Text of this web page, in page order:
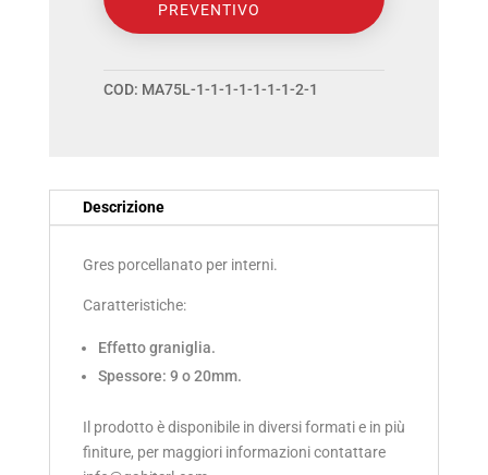
LE
GRES
GRANIGLIA
(9346)
quantità
PREVENTIVO
COD: MA75L-1-1-1-1-1-1-1-2-1
Descrizione
Gres porcellanato per interni.
Caratteristiche:
Effetto graniglia.
Spessore: 9 o 20mm.
Il prodotto è disponibile in diversi formati e in più
finiture, per maggiori informazioni contattare